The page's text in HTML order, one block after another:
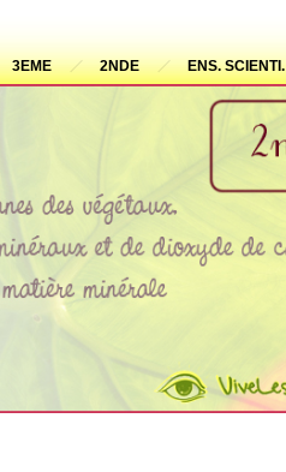
3EME 2NDE ENS. SCIENTI.